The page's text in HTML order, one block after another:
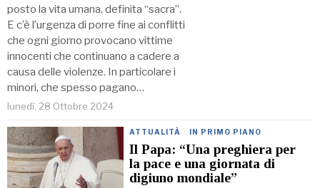
posto la vita umana, definita “sacra”.
E c’è l’urgenza di porre fine ai conflitti
che ogni giorno provocano vittime
innocenti che continuano a cadere a
causa delle violenze. In particolare i
minori, che spesso pagano…
lunedì, 28 Ottobre 2024
ATTUALITÀ · IN PRIMO PIANO
Il Papa: “Una preghiera per
la pace e una giornata di
digiuno mondiale”